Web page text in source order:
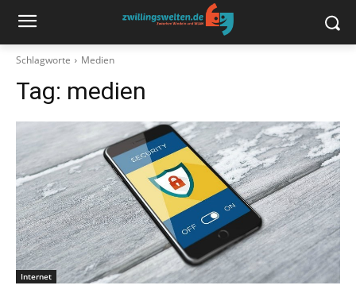
Schlagworte Medien
Tag: medien
Internet